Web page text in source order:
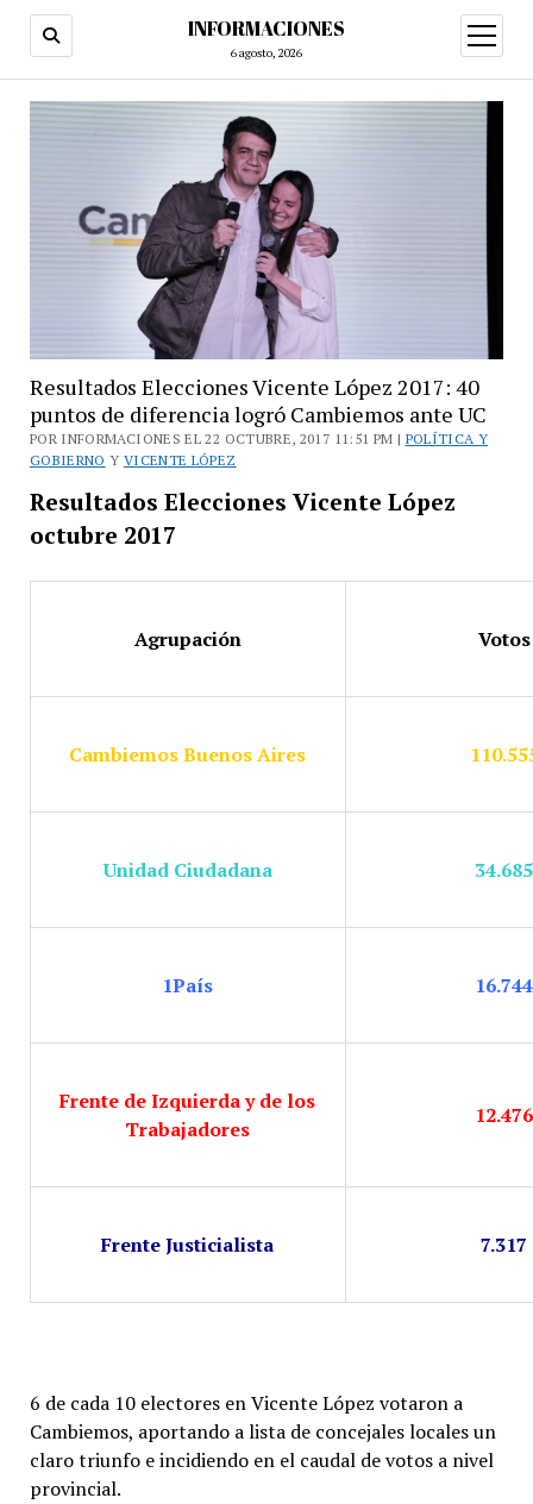
INFORMACIONES
6 agosto, 2026
abrir
menú
Resultados Elecciones Vicente López 2017: 40
puntos de diferencia logró Cambiemos ante UC
POR INFORMACIONES EL 22 OCTUBRE, 2017 11:51 PM | POLÍTICA Y
GOBIERNO Y VICENTE LÓPEZ
Resultados Elecciones Vicente López
octubre 2017
Agrupación Votos
Cambiemos Buenos Aires
Unidad Ciudadana 34.685
1País 16.744
Frente de Izquierda y de los
Trabajadores
12.476
Frente Justicialista 7.317
6 de cada 10 electores en Vicente López votaron a
Cambiemos, aportando a lista de concejales locales un
claro triunfo e incidiendo en el caudal de votos a nivel
provincial.